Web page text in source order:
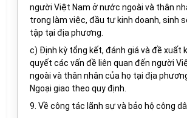
người Việt Nam ở nước ngoài và thân
trong làm việc, đầu tư kinh doanh, sinh
tập tại địa phương.
c) Định kỳ tổng kết, đánh giá và đề xuất
quyết các vấn đề liên quan đến người
ngoài và thân nhân của họ tại địa
Ngoại giao theo quy định.
9. Về công tác lãnh sự và bảo hộ công